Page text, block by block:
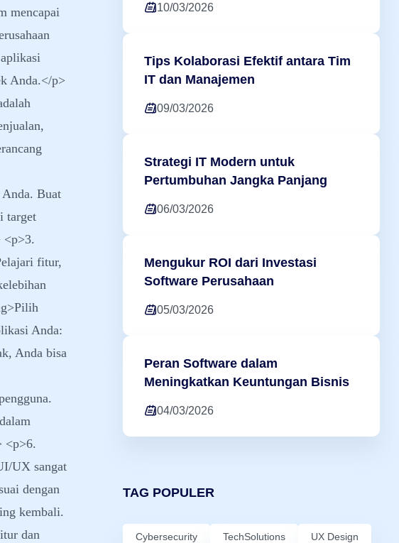
mencapai
Anda.</p>
Buat
target
<p>3.
fitur,
Anda:
Anda bisa
<p>6.
UX sangat
dengan
kembali.
dan
10/03/2026
Tips Kolaborasi Efektif antara Tim
IT dan Manajemen
09/03/2026
Strategi IT Modern untuk
Pertumbuhan Jangka Panjang
06/03/2026
Mengukur ROI dari Investasi
Software Perusahaan
05/03/2026
Peran Software dalam
Meningkatkan Keuntungan Bisnis
04/03/2026
TAG POPULER
Cybersecurity TechSolutions UX Design